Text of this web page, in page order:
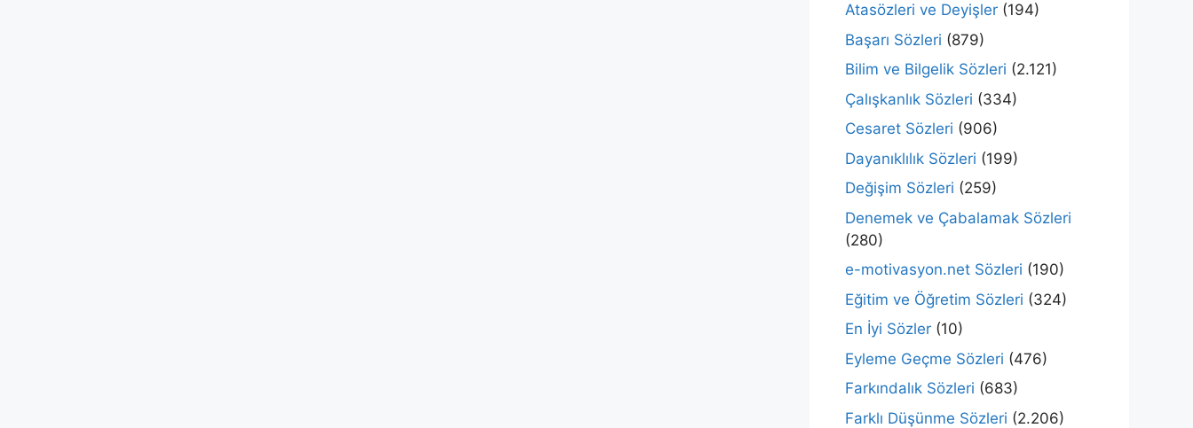
Atasözleri ve Deyişler (194)
Başarı Sözleri (879)
Bilim ve Bilgelik Sözleri (2.121)
Çalışkanlık Sözleri (334)
Cesaret Sözleri (906)
Dayanıklılık Sözleri (199)
Değişim Sözleri (259)
Denemek ve Çabalamak Sözleri
(280)
e-motivasyon.net Sözleri (190)
Eğitim ve Öğretim Sözleri (324)
En İyi Sözler (10)
Eyleme Geçme Sözleri (476)
Farkındalık Sözleri (683)
Farklı Düşünme Sözleri (2.206)